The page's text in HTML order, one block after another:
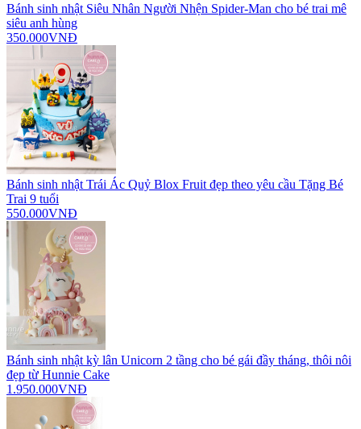
Bánh sinh nhật Siêu Nhân Người Nhện Spider-Man cho bé trai mê
siêu anh hùng
350.000VNĐ
Bánh sinh nhật Trái Ác Quỷ Blox Fruit đẹp theo yêu cầu Tặng Bé
Trai 9 tuổi
550.000VNĐ
Bánh sinh nhật kỳ lân Unicorn 2 tầng cho bé gái đầy tháng, thôi nôi
đẹp từ Hunnie Cake
1.950.000VNĐ